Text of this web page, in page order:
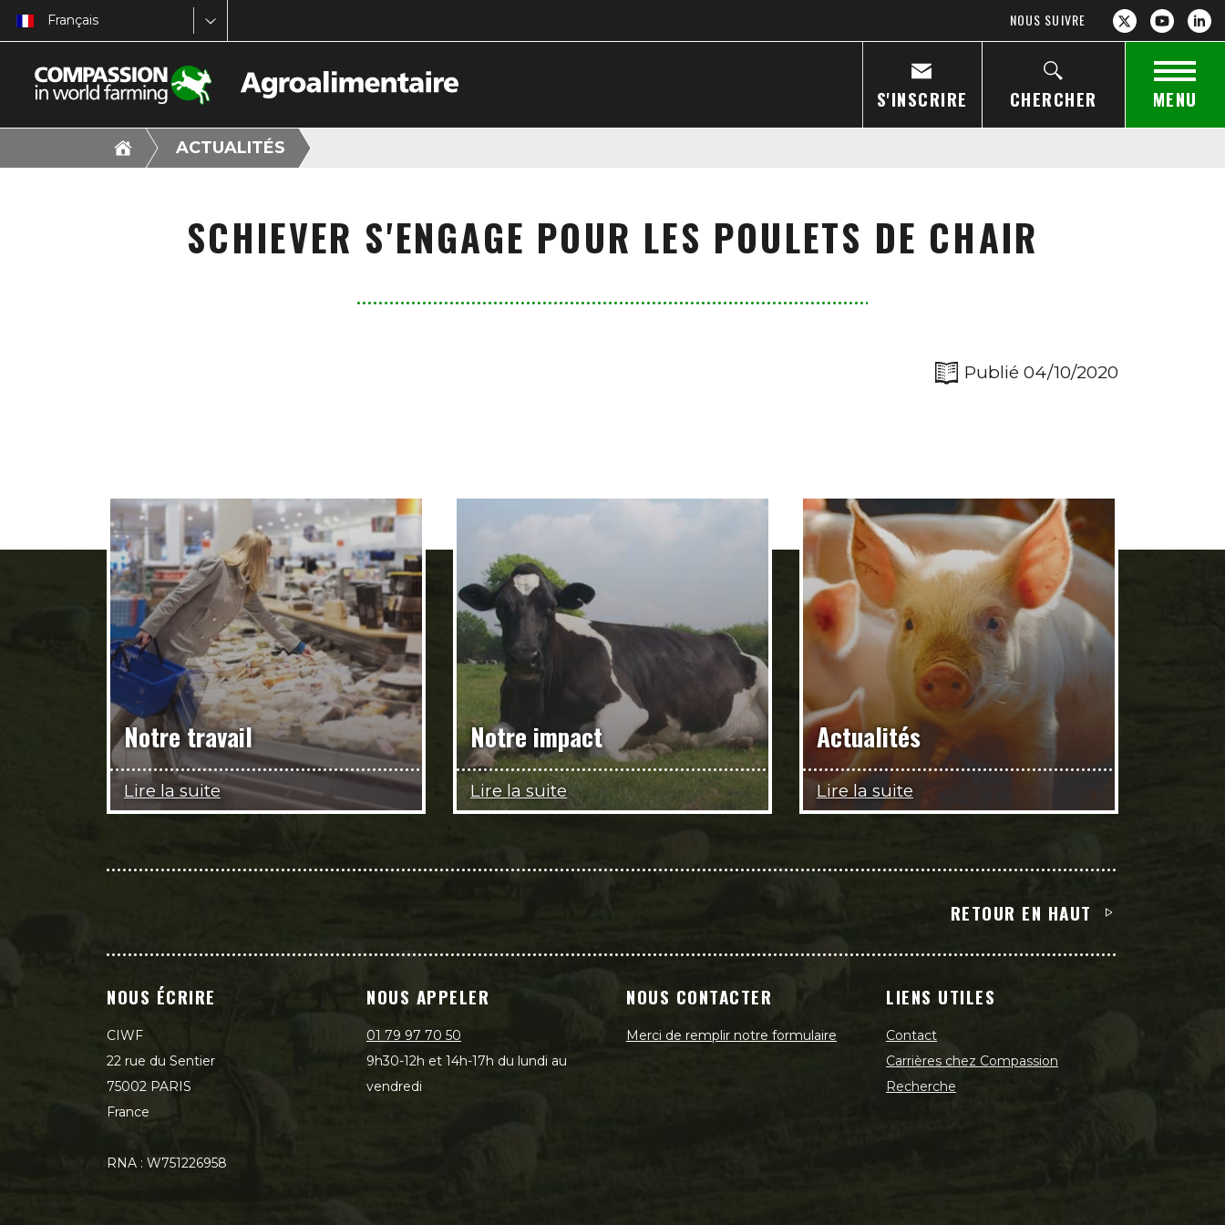
Français NOUS SUIVRE
S'INSCRIRE CHERCHER MENU
ACTUALITÉS
SCHIEVER S'ENGAGE POUR LES POULETS DE CHAIR
Publié 04/10/2020
Notre travail
Lire la suite
Notre impact
Lire la suite
Actualités
Lire la suite
RETOUR EN HAUT
NOUS ÉCRIRE
CIWF
22 rue du Sentier
75002 PARIS
France
RNA : W751226958
NOUS APPELER
01 79 97 70 50
9h30-12h et 14h-17h du lundi au
vendredi
NOUS CONTACTER
Merci de remplir notre formulaire
LIENS UTILES
Contact
Carrières chez Compassion
Recherche